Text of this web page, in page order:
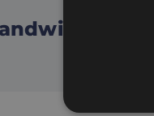
24mm